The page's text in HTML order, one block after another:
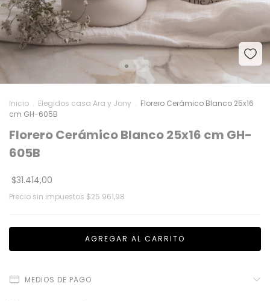
Inicio . Elegidos casa Ara y Jony . Florero Cerámico Blanco 25x16
cm GH-605B
Florero Cerámico Blanco 25x16 cm GH-
605B
$31.414,00
Precio sin impuestos $25.961,98
MEDIOS DE PAGO